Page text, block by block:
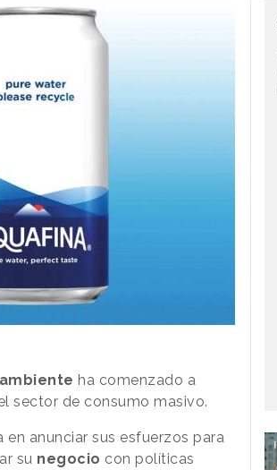
ambiente ha comenzado a
sector de consumo masivo.
en anunciar sus esfuerzos para
su negocio con políticas